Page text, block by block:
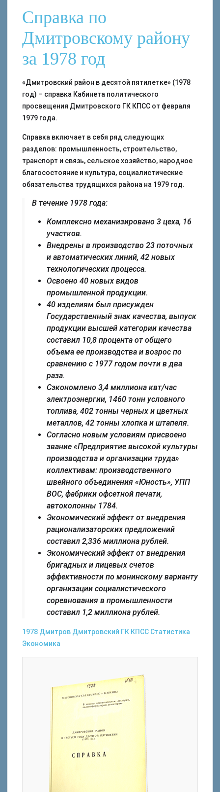
Справка по
Дмитровскому району
за 1978 год
«Дмитровский район в десятой пятилетке» (1978
год) – справка Кабинета политического
просвещения Дмитровского ГК КПСС от февраля
1979 года.
Справка включает в себя ряд следующих
разделов: промышленность, строительство,
транспорт и связь, сельское хозяйство, народное
благосостояние и культура, социалистические
обязательства трудящихся района на 1979 год.
В течение 1978 года:
Комплексно механизировано 3 цеха, 16
участков.
Внедрены в производство 23 поточных
и автоматических линий, 42 новых
технологических процесса.
Освоено 40 новых видов
промышленной продукции.
40 изделиям был присужден
Государственный знак качества, выпуск
продукции высшей категории качества
составил 10,8 процента от общего
объема ее производства и возрос по
сравнению с 1977 годом почти в два
раза.
Сэкономлено 3,4 миллиона квт/час
электроэнергии, 1460 тонн условного
топлива, 402 тонны черных и цветных
металлов, 42 тонны хлопка и штапеля.
Согласно новым условиям присвоено
звание «Предприятие высокой культуры
производства и организации труда»
коллективам: производственного
швейного объединения «Юность», УПП
ВОС, фабрики офсетной печати,
автоколонны 1784.
Экономический эффект от внедрения
рационализаторских предложений
составил 2,336 миллиона рублей.
Экономический эффект от внедрения
бригадных и лицевых счетов
эффективности по монинскому варианту
организации социалистического
соревнования в промышленности
составил 1,2 миллиона рублей.
1978 Дмитров Дмитровский ГК КПСС Статистика
Экономика